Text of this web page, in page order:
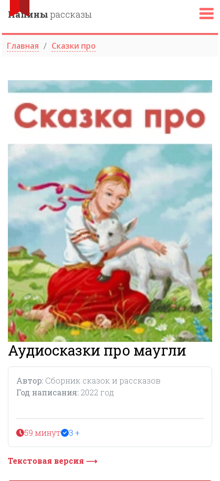
Папины рассказы
Главная Сказки про
Аудиосказки про маугли
Автор: Сборник сказок и рассказов
Год написания: 2022 год
59 минут 3 +
Текстовая версия ⟶